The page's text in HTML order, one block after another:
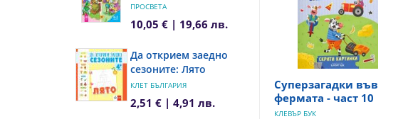
ПРОСВЕТА
10,05 € | 19,66 лв.
Да открием заедно
сезоните: Лято
КЛЕТ БЪЛГАРИЯ
2,51 € | 4,91 лв.
Суперзагадки във
фермата - част 10
КЛЕВЪР БУК